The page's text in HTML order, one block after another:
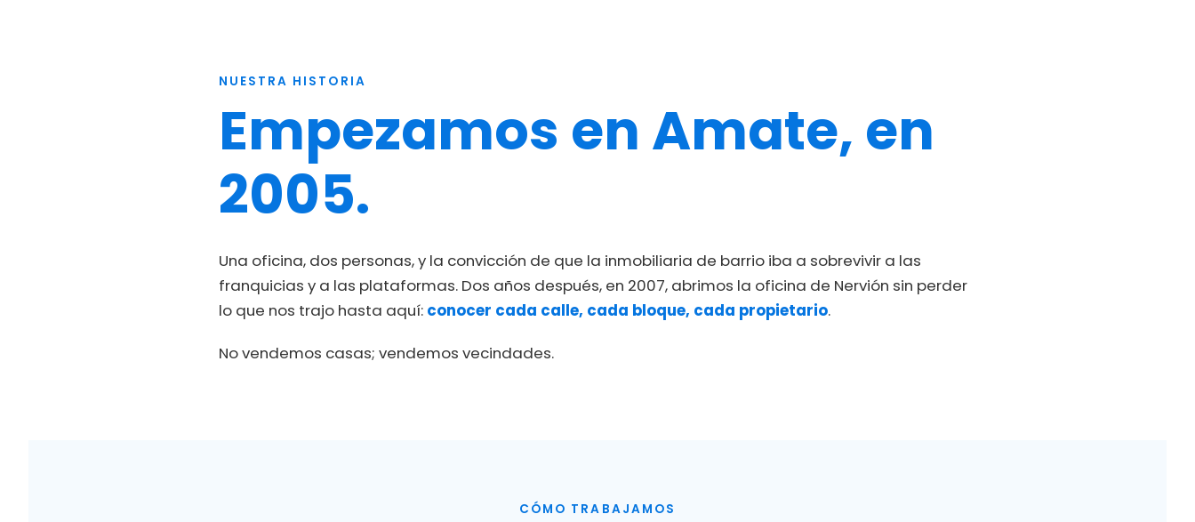
NUESTRA HISTORIA
Empezamos en Amate, en
2005.
Una oficina, dos personas, y la convicción de que la inmobiliaria de barrio iba a sobrevivir a las
franquicias y a las plataformas. Dos años después, en 2007, abrimos la oficina de Nervión sin perder
lo que nos trajo hasta aquí: conocer cada calle, cada bloque, cada propietario.
No vendemos casas; vendemos vecindades.
CÓMO TRABAJAMOS